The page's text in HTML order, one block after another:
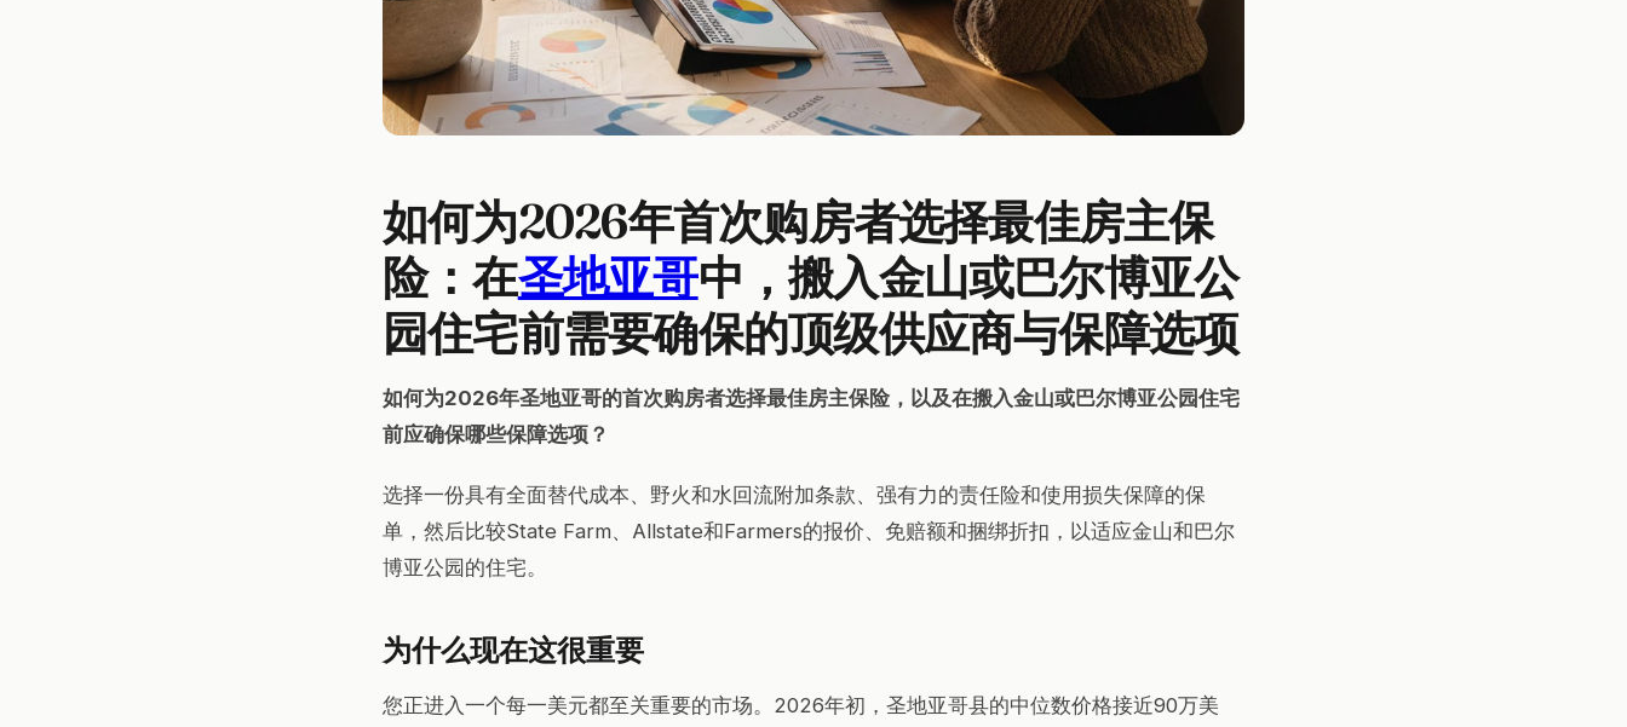
如何为2026年首次购房者选择最佳房主保
险：在圣地亚哥中，搬入金山或巴尔博亚公
园住宅前需要确保的顶级供应商与保障选项
如何为2026年圣地亚哥的首次购房者选择最佳房主保险，以及在搬入金山或巴尔博亚公园住宅
前应确保哪些保障选项？
选择一份具有全面替代成本、野火和水回流附加条款、强有力的责任险和使用损失保障的保
单，然后比较State Farm、Allstate和Farmers的报价、免赔额和捆绑折扣，以适应金山和巴尔
博亚公园的住宅。
为什么现在这很重要
您正进入一个每一美元都至关重要的市场。2026年初，圣地亚哥县的中位数价格接近90万美